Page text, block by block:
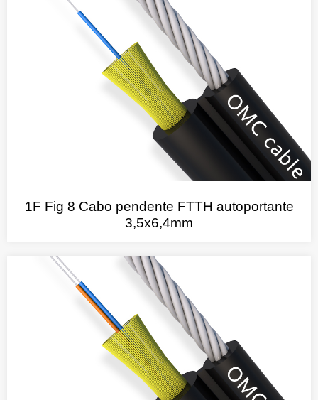
1F Fig 8 Cabo pendente FTTH autoportante
3,5x6,4mm